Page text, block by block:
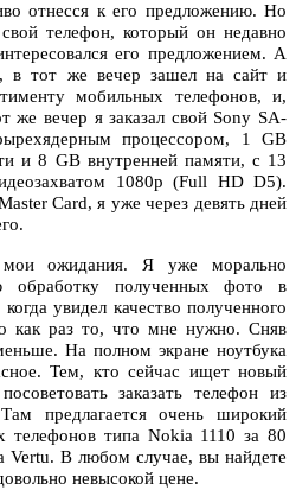
отнесся к его предложению. Но
телефон, который он недавно
его предложением. А
в тот же вечер зашел на сайт и
мобильных телефонов, и,
вечер я заказал свой Sony SA-
процессором, 1 GB
и 8 GB внутренней памяти, с 13
1080p (Full HD D5).
Card, я уже через девять дней
мои ожидания. Я уже морально
обработку полученных фото в
увидел качество полученного
как раз то, что мне нужно. Сняв
На полном экране ноутбука
Тем, кто сейчас ищет новый
заказать телефон из
предлагается очень широкий
типа Nokia 1110 за 80
Vertu. В любом случае, вы найдете
невысокой цене.